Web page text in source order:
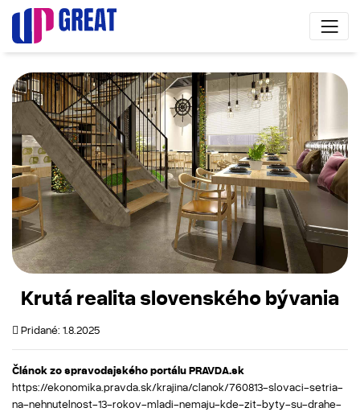
Krutá realita slovenského bývania
Pridané: 1.8.2025
Článok zo spravodajského portálu PRAVDA.sk
https://ekonomika.pravda.sk/krajina/clanok/760813-slovaci-setria-
na-nehnutelnost-13-rokov-mladi-nemaju-kde-zit-byty-su-drahe-